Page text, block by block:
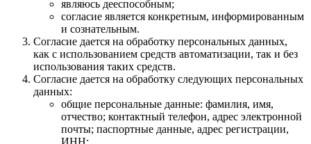
являюсь дееспособным;
согласие является конкретным, информированным
и сознательным.
Согласие дается на обработку персональных данных,
как с использованием средств автоматизации, так и без
использования таких средств.
Согласие дается на обработку следующих персональных
данных:
общие персональные данные: фамилия, имя,
отчество; контактный телефон, адрес электронной
почты; паспортные данные, адрес регистрации,
ИНН;